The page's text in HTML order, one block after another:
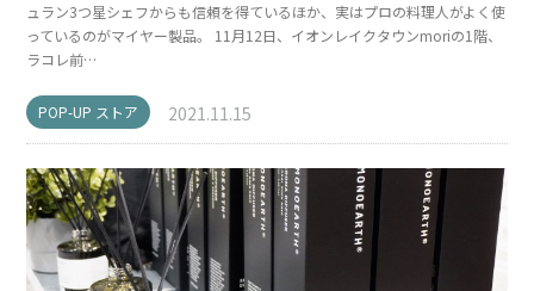
ュラン3つ星シェフからも信頼を得ているほか、実はプロの料理人がよく使
っているのがマイヤー製品。 11月12日、イオンレイクタウンmoriの1階、
ラコレ前…
POP-UP ストア 2021.11.15